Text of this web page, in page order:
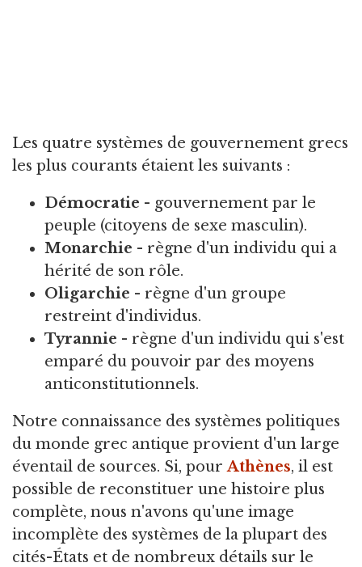
Les quatre systèmes de gouvernement grecs
les plus courants étaient les suivants :
Démocratie - gouvernement par le
peuple (citoyens de sexe masculin).
Monarchie - règne d'un individu qui a
hérité de son rôle.
Oligarchie - règne d'un groupe
restreint d'individus.
Tyrannie - règne d'un individu qui s'est
emparé du pouvoir par des moyens
anticonstitutionnels.
Notre connaissance des systèmes politiques
du monde grec antique provient d'un large
éventail de sources. Si, pourAthènes, il est
possible de reconstituer une histoire plus
complète, nous n'avons qu'une image
incomplète des systèmes de la plupart des
cités-États et de nombreux détails sur le